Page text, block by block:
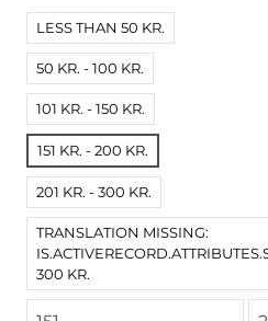
ALLT STOFNUN
Sía eftir
Engar niðurstöður
Engar vörur fundust fyrir
Prófaðu víðari skilyrði.
LESS THAN 50 KR.
50 KR. - 100 KR.
101 KR. - 150 KR.
151 KR. - 200 KR.
201 KR. - 300 KR.
TRANSLATION MISSING:
300 KR.